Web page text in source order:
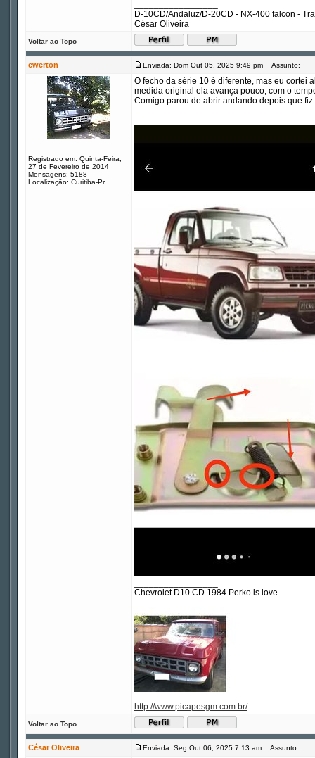
D-10CD/Andaluz/D-20CD - NX-400 falcon -
César Oliveira
Voltar ao Topo
ewerton Enviada: Dom Out 05, 2025 9:49 pm Assunto:
Registrado em: Quinta-Feira,
27 de Fevereiro de 2014
Mensagens: 5188
Localização: Curitiba-Pr
O fecho da série 10 é diferente, mas eu cortei
medida original ela avança pouco, com o
Comigo parou de abrir andando depois que
Chevrolet D10 CD 1984 Perko is love.
http://www.picapesgm.com.br/
Voltar ao Topo
César Oliveira Enviada: Seg Out 06, 2025 7:13 am Assunto: